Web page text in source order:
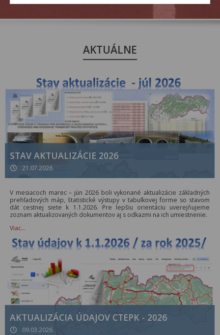
AKTUÁLNE
STAV AKTUALIZÁCIE 2026
21.07.2026
V mesiacoch marec – jún 2026 boli vykonané aktualizácie základných
prehľadových máp, štatistické výstupy v tabuľkovej forme so stavom
dát cestnej siete k 1.1.2026. Pre lepšiu orientáciu uverejňujeme
zoznam aktualizovaných dokumentov aj s odkazmi na ich umiestnenie.
Viac…
AKTUALIZÁCIA ÚDAJOV CTEPK - 2026
09.03.2026